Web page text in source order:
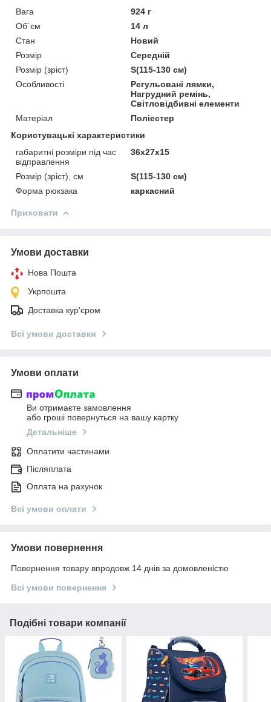
Вага
924 г
Об`єм
14 л
Стан
Новий
Розмір
Середній
Розмір (зріст)
S(115-130 см)
Особливості
Регульовані лямки,
Нагрудний ремінь,
Світловідбивні елементи
Матеріал
Поліестер
Користувацькі характеристики
габаритні розміри під час
відправлення
36x27x15
Розмір (зріст), см
S(115-130 см)
Форма рюкзака
каркасний
Приховати
Умови доставки
Нова Пошта
Укрпошта
Доставка кур'єром
Всі умови доставки
Умови оплати
Ви отримаєте замовлення
або гроші повернуться на вашу картку
Детальніше
Оплатити частинами
Післяплата
Оплата на рахунок
Всі умови оплати
Умови повернення
Повернення товару впродовж 14 днів за домовленістю
Всі умови повернення
Подібні товари компанії